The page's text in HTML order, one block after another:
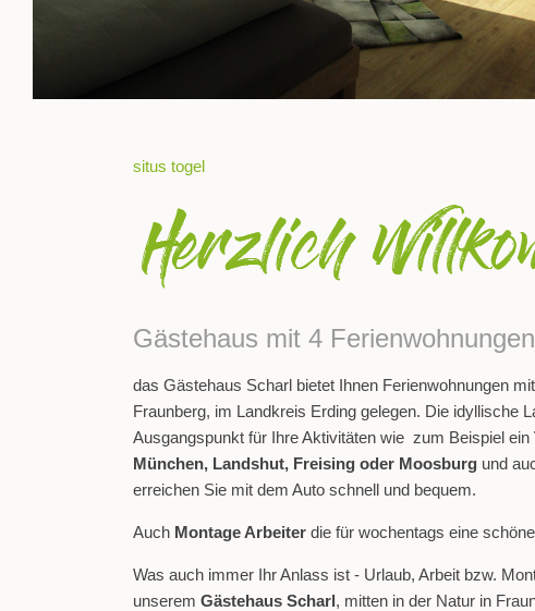
situs togel
Gästehaus mit 4
das Gästehaus Scharl bietet Ihnen Ferienwohnungen
Fraunberg, im Landkreis Erding gelegen. Die idyllische
Ausgangspunkt für Ihre Aktivitäten wie zum Beispiel ein
München, Landshut, Freising oder Moosburg und
erreichen Sie mit dem Auto schnell und bequem.
Auch Montage Arbeiter die für wochentags eine
Was auch immer Ihr Anlass ist - Urlaub, Arbeit bzw.
unserem Gästehaus Scharl, mitten in der Natur in